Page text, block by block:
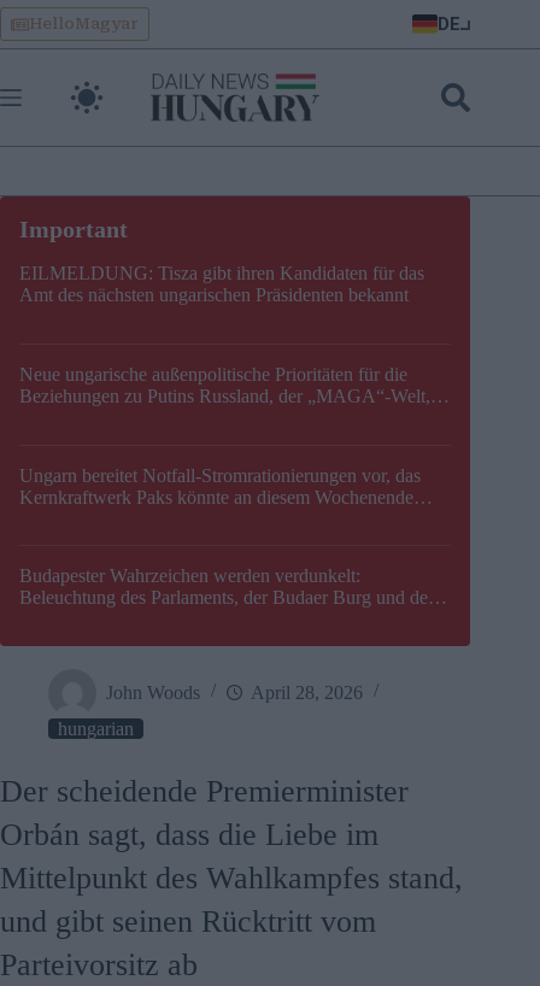
Skip
to
content
HelloMagyar DE
EILMELDUNG: Tisza gibt ihren Kandidaten für das
Amt des nächsten ungarischen Präsidenten bekannt
Neue ungarische außenpolitische Prioritäten für die
Beziehungen zu Putins Russland, der „MAGA“-Welt,
Ungarn bereitet Notfall-Stromrationierungen vor, das
Kernkraftwerk Paks könnte an diesem Wochenende
Budapester Wahrzeichen werden verdunkelt:
Beleuchtung des Parlaments, der Budaer Burg und der
John Woods
April 28, 2026
hungarian
Der scheidende Premierminister
Orbán sagt, dass die Liebe im
Mittelpunkt des Wahlkampfes stand,
und gibt seinen Rücktritt vom
Parteivorsitz ab